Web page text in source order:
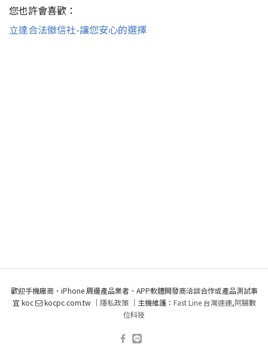
您也許會喜歡：
立達合法徵信社-讓您安心的選擇
歡迎手機廠商、iPhone 周邊產品業者、APP軟體開發商洽談合作或產品測試事
宜 koc
kocpc.com.tw ｜ 隱私政策｜主機維護： Fast Line 台灣速連,阿腸數
位科技